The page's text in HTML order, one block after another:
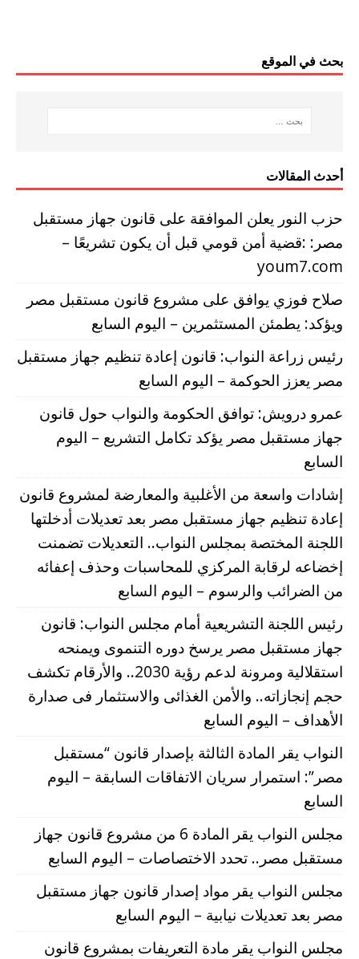
بحث في الموقع
أحدث المقالات
حزب النور يعلن الموافقة على قانون جهاز مستقبل
مصر: :قضية أمن قومي قبل أن يكون تشريعًا –
youm7.com
صلاح فوزي يوافق على مشروع قانون مستقبل مصر
ويؤكد: يطمئن المستثمرين – اليوم السابع
رئيس زراعة النواب: قانون إعادة تنظيم جهاز مستقبل
مصر يعزز الحوكمة – اليوم السابع
عمرو درويش: توافق الحكومة والنواب حول قانون
جهاز مستقبل مصر يؤكد تكامل التشريع – اليوم
السابع
إشادات واسعة من الأغلبية والمعارضة لمشروع قانون
إعادة تنظيم جهاز مستقبل مصر بعد تعديلات أدخلتها
اللجنة المختصة بمجلس النواب.. التعديلات تضمنت
إخضاعه لرقابة المركزي للمحاسبات وحذف إعفائه
من الضرائب والرسوم – اليوم السابع
رئيس اللجنة التشريعية أمام مجلس النواب: قانون
جهاز مستقبل مصر يرسخ دوره التنموى ويمنحه
استقلالية ومرونة لدعم رؤية 2030.. والأرقام تكشف
حجم إنجازاته.. والأمن الغذائى والاستثمار فى صدارة
الأهداف – اليوم السابع
النواب يقر المادة الثالثة بإصدار قانون “مستقبل
مصر”: استمرار سريان الاتفاقات السابقة – اليوم
السابع
مجلس النواب يقر المادة 6 من مشروع قانون جهاز
مستقبل مصر.. تحدد الاختصاصات – اليوم السابع
مجلس النواب يقر مواد إصدار قانون جهاز مستقبل
مصر بعد تعديلات نيابية – اليوم السابع
مجلس النواب يقر مادة التعريفات بمشروع قانون